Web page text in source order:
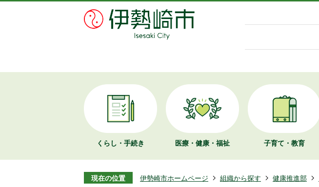
くらし・手続き 医療・健康・福祉 子育て・教育
現在の位置 伊勢崎市ホームページ 組織から探す 健康推進部